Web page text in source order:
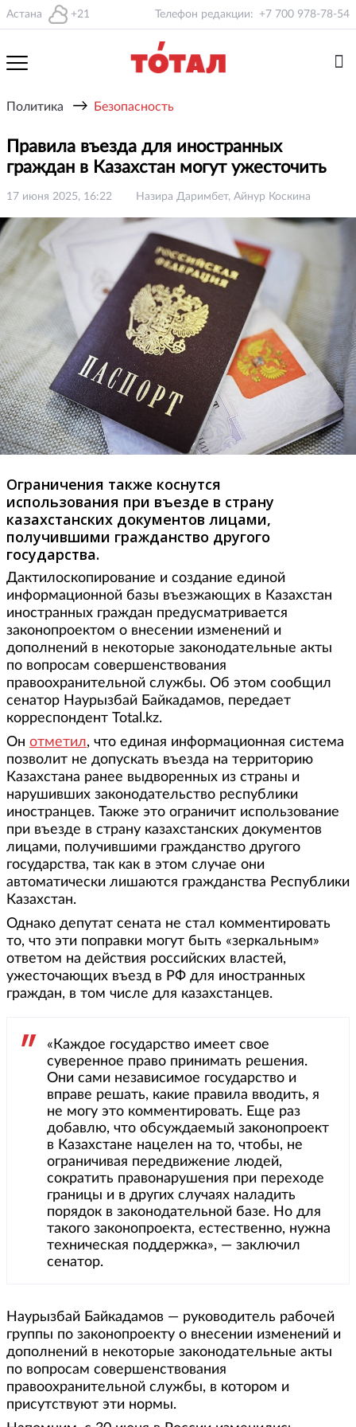
Астана +21 Телефон редакции: +7 700 978-78-54
Политика → Безопасность
Правила въезда для иностранных
граждан в Казахстан могут ужесточить
17 июня 2025, 16:22 Назира Даримбет, Айнур Коскина
Ограничения также коснутся
использования при въезде в страну
казахстанских документов лицами,
получившими гражданство другого
государства.
Дактилоскопирование и создание единой
информационной базы въезжающих в Казахстан
иностранных граждан предусматривается
законопроектом о внесении изменений и
дополнений в некоторые законодательные акты
по вопросам совершенствования
правоохранительной службы. Об этом сообщил
сенатор Наурызбай Байкадамов, передает
корреспондент Total.kz.
Он отметил, что единая информационная система
позволит не допускать въезда на территорию
Казахстана ранее выдворенных из страны и
нарушивших законодательство республики
иностранцев. Также это ограничит использование
при въезде в страну казахстанских документов
лицами, получившими гражданство другого
государства, так как в этом случае они
автоматически лишаются гражданства Республики
Казахстан.
Однако депутат сената не стал комментировать
то, что эти поправки могут быть «зеркальным»
ответом на действия российских властей,
ужесточающих въезд в РФ для иностранных
граждан, в том числе для казахстанцев.
«Каждое государство имеет свое
суверенное право принимать решения.
Они сами независимое государство и
вправе решать, какие правила вводить, я
не могу это комментировать. Еще раз
добавлю, что обсуждаемый законопроект
в Казахстане нацелен на то, чтобы, не
ограничивая передвижение людей,
сократить правонарушения при переходе
границы и в других случаях наладить
порядок в законодательной базе. Но для
такого законопроекта, естественно, нужна
техническая поддержка», — заключил
сенатор.
Наурызбай Байкадамов — руководитель рабочей
группы по законопроекту о внесении изменений и
дополнений в некоторые законодательные акты
по вопросам совершенствования
правоохранительной службы, в котором и
присутствуют эти нормы.